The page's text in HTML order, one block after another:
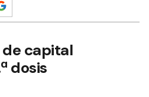
capital
dosis